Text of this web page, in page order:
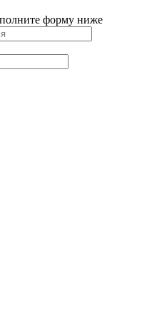
форму ниже